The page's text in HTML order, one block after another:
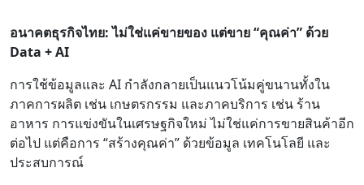
อนาคตธุรกิจไทย: ไม่ใช่แค่ขายของ แต่ขาย “คุณค่า” ด้วย
Data + AI
การใช้ข้อมูลและ AI กำลังกลายเป็นแนวโน้มคู่ขนานทั้งใน
ภาคการผลิต เช่น เกษตรกรรม และภาคบริการ เช่น ร้าน
อาหาร การแข่งขันในเศรษฐกิจใหม่ ไม่ใช่แค่การขายสินค้าอีก
ต่อไป แต่คือการ “สร้างคุณค่า” ด้วยข้อมูล เทคโนโลยี และ
ประสบการณ์